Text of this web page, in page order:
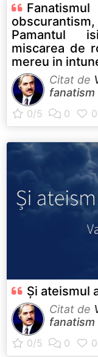
Pamantul
miscarea de
mereu in
Citat de
fanatism
Și ateismul
Citat de
fanatism